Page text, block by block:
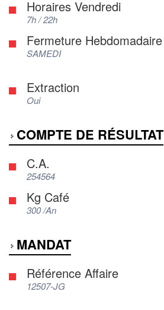
Horaires Vendredi
7h / 22h
Fermeture Hebdomadaire
SAMEDI
Extraction
Oui
COMPTE DE RÉSULTAT
C.A.
254564
Kg Café
300 /An
MANDAT
Référence Affaire
12507-JG